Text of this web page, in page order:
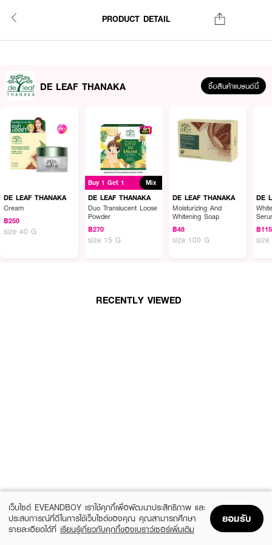
PRODUCT DETAIL
DE LEAF THANAKA ซื้อสินค้าแบรนด์นี้
DE LEAF THANAKA
Cream
฿250
size 40 G
Buy 1 Get 1 Mix
DE LEAF THANAKA
Duo Translucent Loose
Powder
฿270
size 15 G
DE LEAF THANAKA
Moisturizing And
Whitening Soap
฿48
size 100 G
DE
฿115
size
RECENTLY VIEWED
เว็บไซต์ EVEANDBOY เราใช้คุกกี้เพื่อพัฒนาประสิทธิภาพ และ
ประสบการณ์ที่ดีในการใช้เว็บไซต์ของคุณ คุณสามารถศึกษา
รายละเอียดได้ที่ เรียนรู้เกี่ยวกับคุกกี้ของเบราว์เซอร์เพิ่มเติม
ยอมรับ